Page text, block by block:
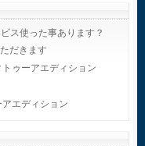
ス使った事あります？
だきます
ゥーアエディション
エディション